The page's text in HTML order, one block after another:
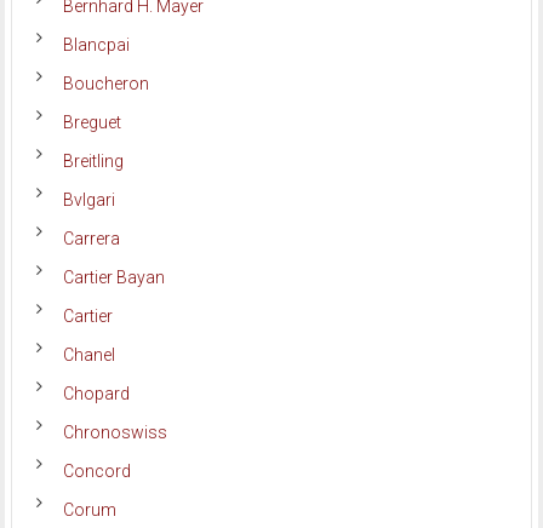
Bernhard H. Mayer
Blancpai
Boucheron
Breguet
Breitling
Bvlgari
Carrera
Cartier Bayan
Cartier
Chanel
Chopard
Chronoswiss
Concord
Corum